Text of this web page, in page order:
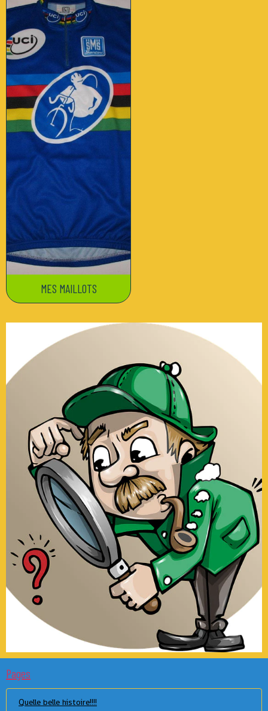
MES MAILLOTS
Pages
Quelle belle histoire!!!!